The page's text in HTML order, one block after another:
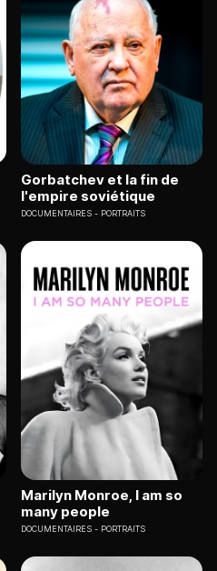
Gorbatchev et la fin de
l'empire soviétique
DOCUMENTAIRES PORTRAITS
Marilyn Monroe, I am so
many people
DOCUMENTAIRES PORTRAITS